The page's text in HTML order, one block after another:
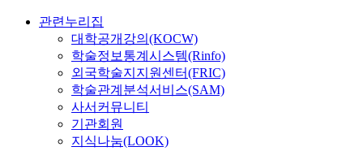
관련누리집
대학공개강의(KOCW)
학술정보통계시스템(Rinfo)
외국학술지지원센터(FRIC)
학술관계분석서비스(SAM)
사서커뮤니티
기관회원
지식나눔(LOOK)